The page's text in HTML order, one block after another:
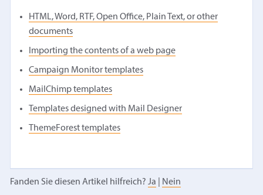
HTML, Word, RTF, Open Office, Plain Text, or other
documents
Importing the contents of a web page
Campaign Monitor templates
MailChimp templates
Templates designed with Mail Designer
ThemeForest templates
Fanden Sie diesen Artikel hilfreich? Ja Nein